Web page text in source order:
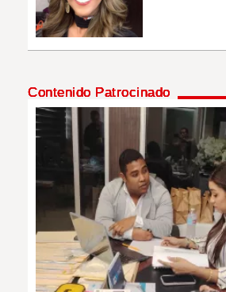
Contenido Patrocinado